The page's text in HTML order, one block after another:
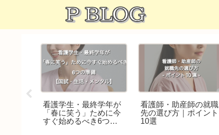
看護学生・最終学年が
「春に笑う」ために今
すぐ始めるべき6つの
看護師・助産師の就職
先の選び方｜ポイント
10選